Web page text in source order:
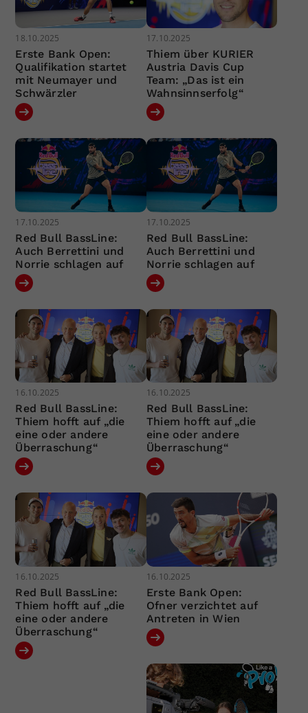
18.10.2025
Erste Bank Open:
Qualifikation startet
mit Neumayer und
Schwärzler
17.10.2025
Thiem über KURIER
Austria Davis Cup
Team: „Das ist ein
Wahnsinnserfolg“
17.10.2025
Red Bull BassLine:
Auch Berrettini und
Norrie schlagen auf
17.10.2025
Red Bull BassLine:
Auch Berrettini und
Norrie schlagen auf
16.10.2025
Red Bull BassLine:
Thiem hofft auf „die
eine oder andere
Überraschung“
16.10.2025
Red Bull BassLine:
Thiem hofft auf „die
eine oder andere
Überraschung“
16.10.2025
Red Bull BassLine:
Thiem hofft auf „die
eine oder andere
Überraschung“
16.10.2025
Erste Bank Open:
Ofner verzichtet auf
Antreten in Wien